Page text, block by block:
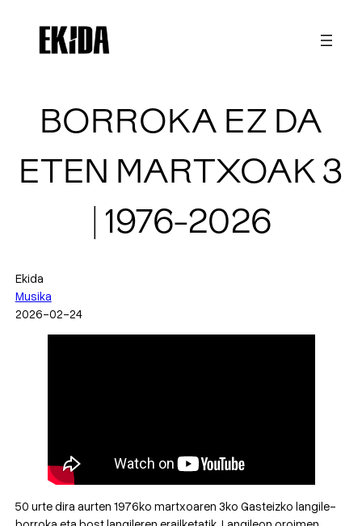
BORROKA EZ DA
ETEN MARTXOAK 3
| 1976-2026
Ekida
Musika
2026-02-24
50 urte dira aurten 1976ko martxoaren 3ko Gasteizko langile-